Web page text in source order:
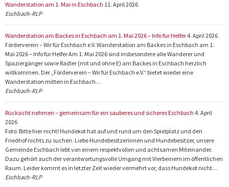
Wanderstation am 1. Mai in Eschbach 11. April 2026
Eschbach-RLP
Wanderstation am Backes in Eschbach am 1. Mai 2026 – Info für Helfer4. April 2026
Förderverein – Wir für Eschbach e.V. Wanderstation am Backes in Eschbach am 1.
Mai 2026 – Info für Helfer Am 1. Mai 2026 sind insbesondere alle Wanderer und
Spaziergänger sowie Radler (mit und ohne E) am Backes in Eschbach herzlich
willkommen. Der „Förderverein – Wir für Eschbach e.V.“ bietet wieder eine
Wanderstation mitten in Eschbach…
Eschbach-RLP
Rücksicht nehmen – gemeinsam für ein sauberes und sicheres Eschbach 4. April
2026
Foto: Bitte hier nicht! Hundekot hat auf und rund um den Spielplatz und den
Friedhof nichts zu suchen. Liebe Hundebesitzerinnen und Hundebesitzer, unsere
Gemeinde Eschbach lebt von einem respektvollen und achtsamen Miteinander.
Dazu gehört auch der verantwortungsvolle Umgang mit Vierbeinern im öffentlichen
Raum. Leider kommt es in letzter Zeit wieder vermehrt vor, dass Hundekot nicht…
Eschbach-RLP